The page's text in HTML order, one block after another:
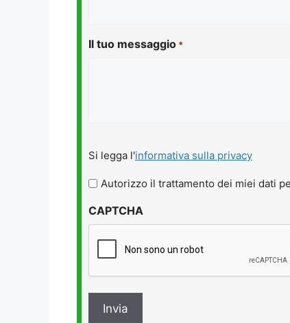
Il tuo messaggio *
legga
l'informativa
privacy
Si legga l'informativa sulla privacy
Autorizzo il trattamento dei miei dati
CAPTCHA